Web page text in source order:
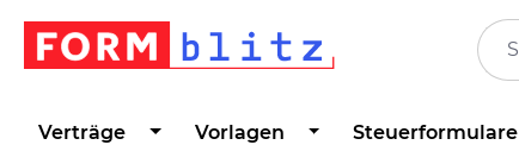
Zur Hauptnavigation springen
Verträge Vorlagen Steuerformulare